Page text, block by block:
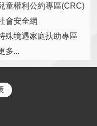
童權利公約專區(CRC)
會安全網
殊境遇家庭扶助專區
多...